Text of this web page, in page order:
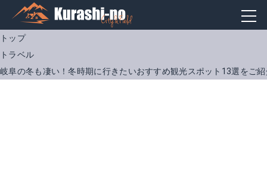
トップ
トラベル
岐阜の冬も凄い！冬時期に行きたいおすすめ観光スポット13選をご